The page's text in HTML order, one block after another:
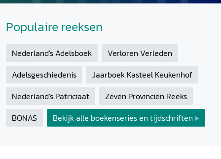
Populaire reeksen
Nederland's Adelsboek
Verloren Verleden
Adelsgeschiedenis
Jaarboek Kasteel Keukenhof
Nederland's Patriciaat
Zeven Provinciën Reeks
BONAS
Bekijk alle boekenseries en tijdschriften